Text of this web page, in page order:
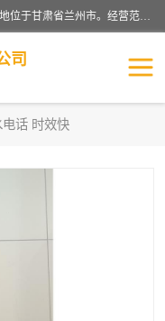
甘肃科探管道工程有限公司成立于2019年，注册地位于甘肃省兰州市。经营范围包括管道安装、清洗、疏通、维修、检测，防水工程，工程钻孔，化粪池清理，暖气安装，给排水管道安装维修，室内外管道如消防、供水、供热管道漏水检测定位，室内外防水堵漏等。
司
话 时效快
管道漏水
疏通